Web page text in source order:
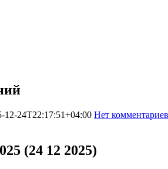
12-24T22:17:51+04:00 Нет комментариев
(24 12 2025)